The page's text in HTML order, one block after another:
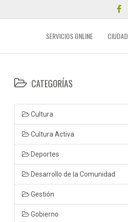
SERVICIOS ONLINE CIUDAD
CATEGORÍAS
Cultura
Cultura Activa
Deportes
Desarrollo de la Comunidad
Gestión
Gobierno